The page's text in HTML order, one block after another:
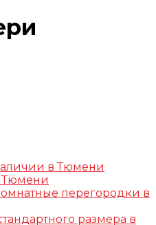
в Тюмени
перегородки в
размера в